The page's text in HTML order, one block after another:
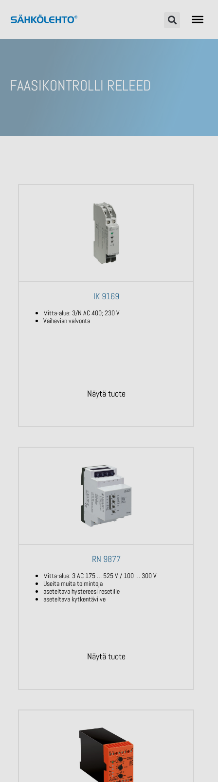
FAASIKONTROLLI RELEED
IK 9169
Mitta-alue: 3/N AC 400; 230 V
Vaihevian valvonta
Näytä tuote
RN 9877
Mitta-alue: 3 AC 175 … 525 V / 100 … 300 V
Useita muita toimintoja
aseteltava hystereesi resetille
aseteltava kytkentäviive
Näytä tuote